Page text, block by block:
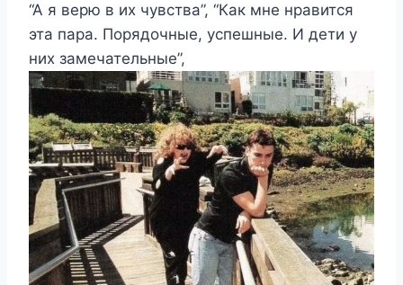
“А я верю в их чувства”, “Как мне нравится
эта пара. Порядочные, успешные. И дети у
них замечательные”,